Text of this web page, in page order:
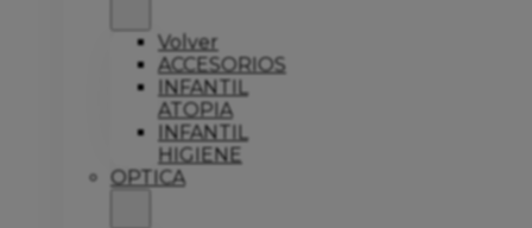
Volver
ACCESORIOS
INFANTIL
ATOPIA
INFANTIL
HIGIENE
OPTICA